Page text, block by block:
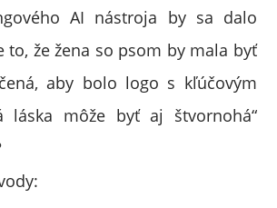
AI nástroja by sa dalo
to, že žena so psom by mala byť
aby bolo logo s kľúčovým
láska môže byť aj štvornohá“